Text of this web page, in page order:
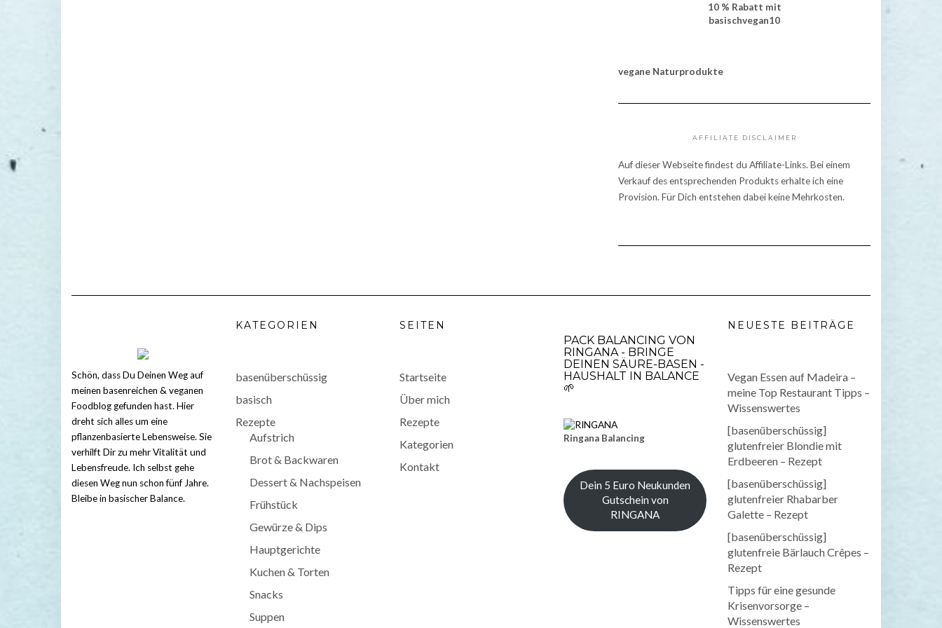
10 % Rabatt mit
basischvegan10
vegane Naturprodukte
AFFILIATE DISCLAIMER
Auf dieser Webseite findest du Affiliate-Links. Bei einem
Verkauf des entsprechenden Produkts erhalte ich eine
Provision. Für Dich entstehen dabei keine Mehrkosten.
Schön, dass Du Deinen Weg auf
meinen basenreichen & veganen
Foodblog gefunden hast. Hier
dreht sich alles um eine
pflanzenbasierte Lebensweise. Sie
verhilft Dir zu mehr Vitalität und
Lebensfreude. Ich selbst gehe
diesen Weg nun schon fünf Jahre.
Bleibe in basischer Balance.
KATEGORIEN
basenüberschüssig
basisch
Rezepte
Aufstrich
Brot & Backwaren
Dessert & Nachspeisen
Frühstück
Gewürze & Dips
Hauptgerichte
Kuchen & Torten
Snacks
Suppen
SEITEN
Startseite
Über mich
Rezepte
Kategorien
Kontakt
PACK BALANCING VON
RINGANA - BRINGE
DEINEN SÄURE-BASEN -
HAUSHALT IN BALANCE
🌱
Ringana Balancing
Dein 5 Euro Neukunden
Gutschein von
RINGANA
NEUESTE BEITRÄGE
Vegan Essen auf Madeira –
meine Top Restaurant Tipps –
Wissenswertes
[basenüberschüssig]
glutenfreier Blondie mit
Erdbeeren – Rezept
[basenüberschüssig]
glutenfreier Rhabarber
Galette – Rezept
[basenüberschüssig]
glutenfreie Bärlauch Crêpes –
Rezept
Tipps für eine gesunde
Krisenvorsorge –
Wissenswertes